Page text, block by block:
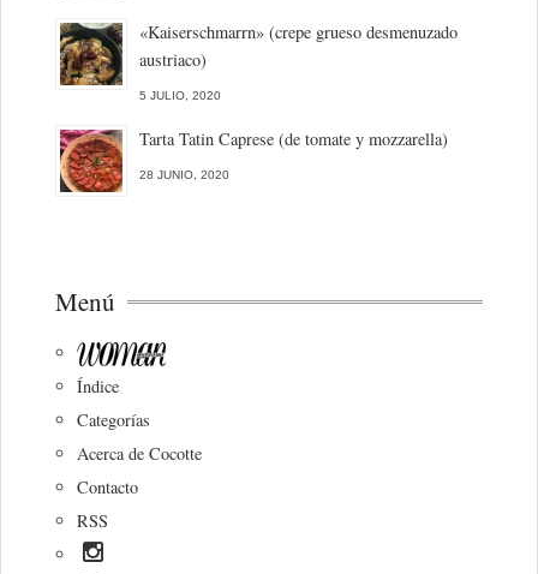
«Kaiserschmarrn» (crepe grueso desmenuzado
austriaco)
5 JULIO, 2020
Tarta Tatin Caprese (de tomate y mozzarella)
28 JUNIO, 2020
Menú
Índice
Categorías
Acerca de Cocotte
Contacto
RSS